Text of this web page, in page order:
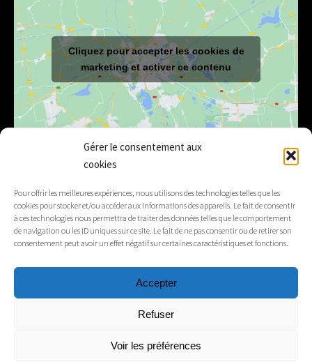
Gérer le consentement aux
cookies
Pour offrir les meilleures expériences, nous utilisons des technologies telles que les
cookies pour stocker et/ou accéder aux informations des appareils. Le fait de consentir
à ces technologies nous permettra de traiter des données telles que le comportement
de navigation ou les ID uniques sur ce site. Le fait de ne pas consentir ou de retirer son
consentement peut avoir un effet négatif sur certaines caractéristiques et fonctions.
Accepter
Refuser
Voir les préférences
Cliquez pour accepter les cookies de
marketing et activer ce contenu
Tél. 04 50 20 91 15
Mentions légales